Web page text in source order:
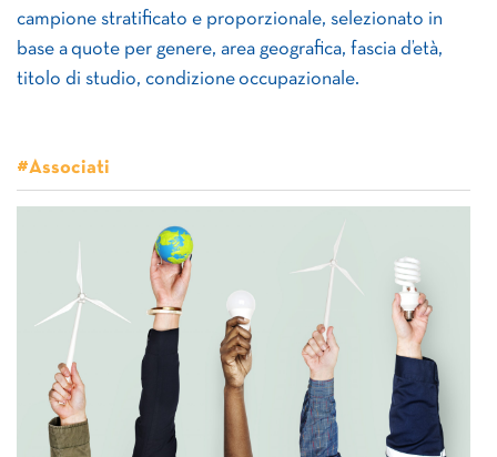
campione stratificato e proporzionale, selezionato in
base a quote per genere, area geografica, fascia d’età,
titolo di studio, condizione occupazionale.
#Associati